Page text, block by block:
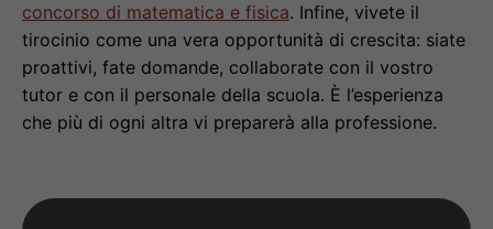
concorso di matematica e fisica. Infine, vivete il
tirocinio come una vera opportunità di crescita: siate
proattivi, fate domande, collaborate con il vostro
tutor e con il personale della scuola. È l’esperienza
che più di ogni altra vi preparerà alla professione.